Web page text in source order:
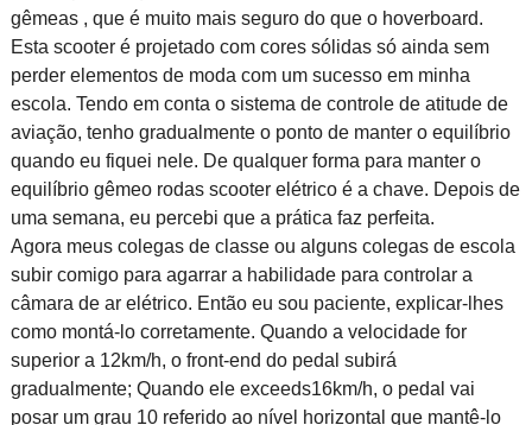
gêmeas , que é muito mais seguro do que o hoverboard.
Esta scooter é projetado com cores sólidas só ainda sem
perder elementos de moda com um sucesso em minha
escola. Tendo em conta o sistema de controle de atitude de
aviação, tenho gradualmente o ponto de manter o equilíbrio
quando eu fiquei nele. De qualquer forma para manter o
equilíbrio gêmeo rodas scooter elétrico é a chave. Depois de
uma semana, eu percebi que a prática faz perfeita.
Agora meus colegas de classe ou alguns colegas de escola
subir comigo para agarrar a habilidade para controlar a
câmara de ar elétrico. Então eu sou paciente, explicar-lhes
como montá-lo corretamente. Quando a velocidade for
superior a 12km/h, o front-end do pedal subirá
gradualmente; Quando ele exceeds16km/h, o pedal vai
posar um grau 10 referido ao nível horizontal que mantê-lo